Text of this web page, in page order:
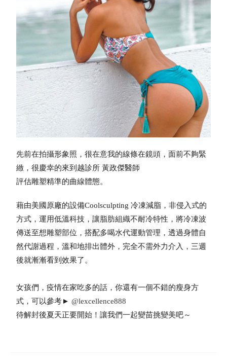
先前在拍攝形象照，很在意我的線條在鏡頭，面前不夠緊
緻，很慶幸的來到越診所 黃政傑醫師
評估雕塑精準的曲線體態。
藉由美國原廠的設備Coolsculpting 冷凍減脂，非侵入式的
方式，運用低溫科技，讓脂肪組織不耐冷特性，將冷凍波
傳送至想雕塑部位，搭配多喝水代運動管理，透過身體自
然代謝過程，溫和地排出體外，完全不需外力介入，三週
後就漸漸看到效果了。
女孩們，疫情在家吃多的話，你還有一個不錯的瘦身方
式，可以參考►@lexcellence888
待解封後夏天正要開始！讓我們一起變苗挑變美吧～